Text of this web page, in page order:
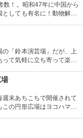
数！。昭和47年に中国から
しても有名に！動物解説
「鈴本演芸場」だが、上
て気軽に立ち寄って楽し
末あちこちで開催されて
の円形広場はヨコハマ大
付けです！